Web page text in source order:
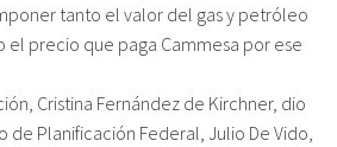
tanto el valor del gas y petróleo
precio que paga Cammesa por ese
Cristina Fernández de Kirchner, dio
de Planificación Federal, Julio De Vido,